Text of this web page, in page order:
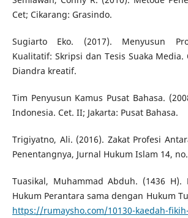
Cet; Cikarang: Grasindo.
Sugiarto Eko. (2017). Menyusun
Kualitatif: Skripsi dan Tesis Suaka Media.
Diandra kreatif.
Tim Penyusun Kamus Pusat Bahasa.
Indonesia. Cet. II; Jakarta: Pusat Bahasa.
Trigiyatno, Ali. (2016). Zakat Profesi
Penentangnya, Jurnal Hukum Islam 14,
Tuasikal, Muhammad Abduh. (1436 H).
Hukum Perantara sama dengan Hukum
https://rumaysho.com/10130-kaedah-